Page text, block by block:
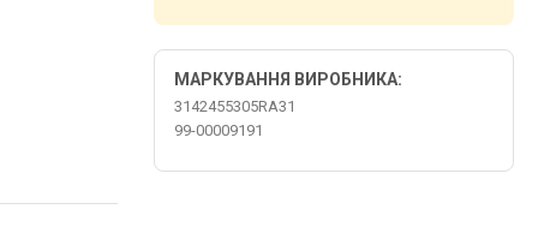
МАРКУВАННЯ ВИРОБНИКА:
3142455305RA31
99-00009191